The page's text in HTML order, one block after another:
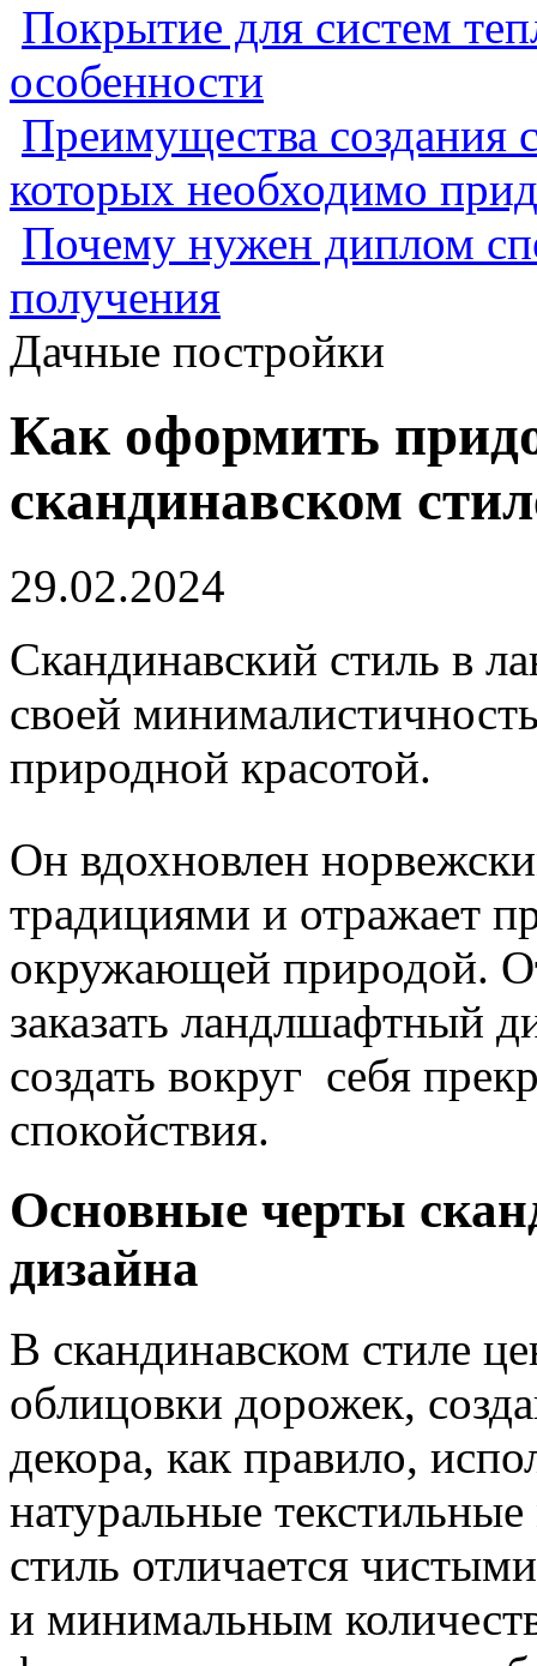
Покрытие для систем
особенности
Преимущества создания
которых необходимо
Почему нужен диплом
получения
Дачные постройки
Как оформить
скандинавском
29.02.2024
Скандинавский стиль в
своей
природной красотой.
Он вдохновлен
традициями и отражает
окружающей природой.
заказать ландлшафтный
создать вокруг себя
спокойствия.
Основные черты
дизайна
В скандинавском стиле
облицовки дорожек,
декора, как правило,
натуральные
стиль отличается
и минимальным